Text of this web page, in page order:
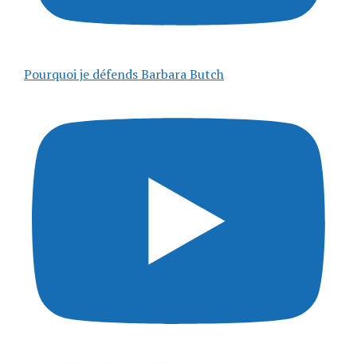
Pourquoi je défends Barbara Butch